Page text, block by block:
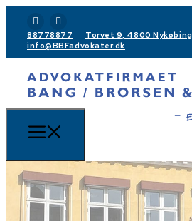
88778877
Torvet 9, 4800
info@BBFadvokater.dk